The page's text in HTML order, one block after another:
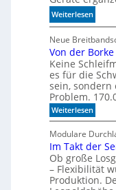
e
l
l
e
n
a
n
d
e
n
Weiterlesen:
S
p
e
z
i
a
i
s
i
e
t
e
Neue
Von der
Keine
es für die
sein, sondern
Problem.
Weiterlesen:
V
o
n
d
e
r
B
o
Modulare
Im Takt der
Ob große
– Flexibilität
Produktion.